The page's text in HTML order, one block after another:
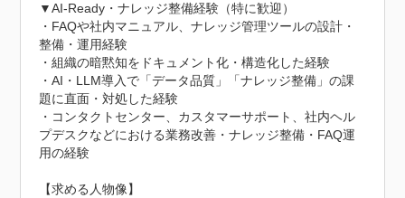
▼AI-Ready・ナレッジ整備経験（特に歓迎）
・FAQや社内マニュアル、ナレッジ管理ツールの設計・
整備・運用経験
・組織の暗黙知をドキュメント化・構造化した経験
・AI・LLM導入で「データ品質」「ナレッジ整備」の課
題に直面・対処した経験
・コンタクトセンター、カスタマーサポート、社内ヘル
プデスクなどにおける業務改善・ナレッジ整備・FAQ運
用の経験
【求める人物像】